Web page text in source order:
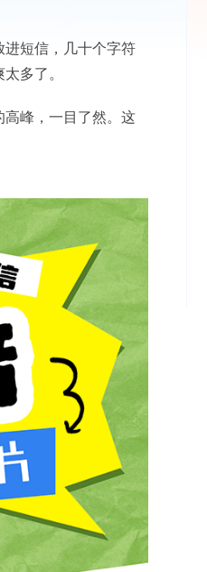
短信，几十个字符
多了。
峰，一目了然。这